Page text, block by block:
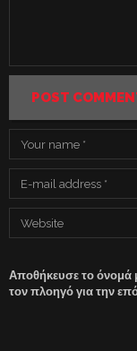
POST
Αποθήκευσε το όνομά
τον πλοηγό για την